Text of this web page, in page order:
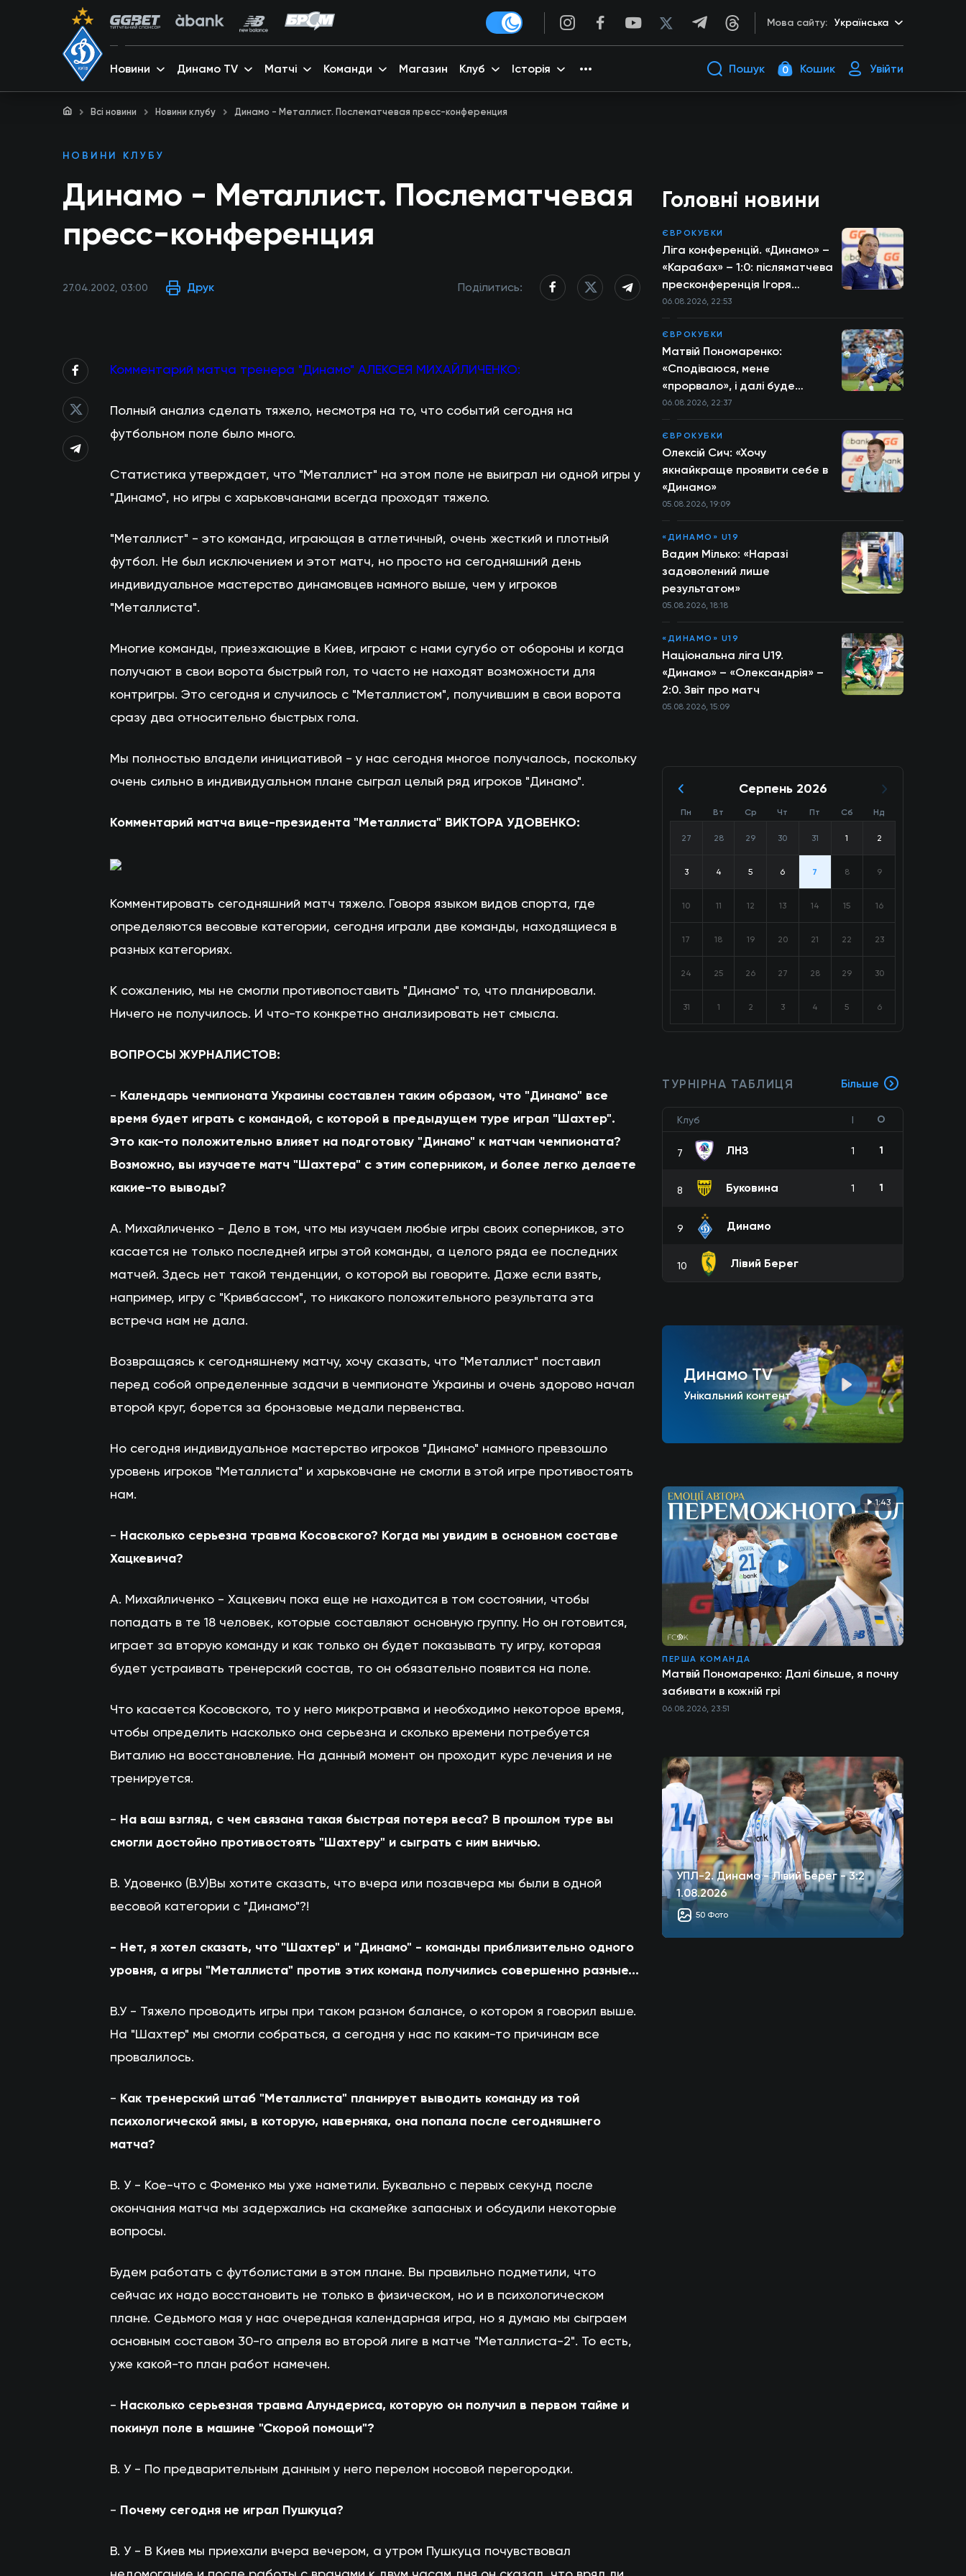
Мова сайту: Українська
Новини Динамо TV Матчі Команди Магазин Клуб Історія Пошук 0 Кошик Увійти
Всі новини Новини клубу Динамо - Металлист. Послематчевая пресс-конференция
НОВИНИ КЛУБУ
Динамо - Металлист. Послематчевая
пресс-конференция
27.04.2002, 03:00 Друк Поділитись:
Комментарий матча тренера "Динамо" АЛЕКСЕЯ МИХАЙЛИЧЕНКО:
Полный анализ сделать тяжело, несмотря на то, что событий сегодня на
футбольном поле было много.
Статистика утверждает, что "Металлист" на этом поле не выиграл ни одной игры у
"Динамо", но игры с харьковчанами всегда проходят тяжело.
"Металлист" - это команда, играющая в атлетичный, очень жесткий и плотный
футбол. Не был исключением и этот матч, но просто на сегодняшний день
индивидуальное мастерство динамовцев намного выше, чем у игроков
"Металлиста".
Многие команды, приезжающие в Киев, играют с нами сугубо от обороны и когда
получают в свои ворота быстрый гол, то часто не находят возможности для
контригры. Это сегодня и случилось с "Металлистом", получившим в свои ворота
сразу два относительно быстрых гола.
Мы полностью владели инициативой - у нас сегодня многое получалось, поскольку
очень сильно в индивидуальном плане сыграл целый ряд игроков "Динамо".
Комментарий матча вице-президента "Металлиста" ВИКТОРА УДОВЕНКО:
Комментировать сегодняшний матч тяжело. Говоря языком видов спорта, где
определяются весовые категории, сегодня играли две команды, находящиеся в
разных категориях.
К сожалению, мы не смогли противопоставить "Динамо" то, что планировали.
Ничего не получилось. И что-то конкретно анализировать нет смысла.
ВОПРОСЫ ЖУРНАЛИСТОВ:
- Календарь чемпионата Украины составлен таким образом, что "Динамо" все
время будет играть с командой, с которой в предыдущем туре играл "Шахтер".
Это как-то положительно влияет на подготовку "Динамо" к матчам чемпионата?
Возможно, вы изучаете матч "Шахтера" с этим соперником, и более легко делаете
какие-то выводы?
А. Михайличенко - Дело в том, что мы изучаем любые игры своих соперников, это
касается не только последней игры этой команды, а целого ряда ее последних
матчей. Здесь нет такой тенденции, о которой вы говорите. Даже если взять,
например, игру с "Кривбассом", то никакого положительного результата эта
встреча нам не дала.
Возвращаясь к сегодняшнему матчу, хочу сказать, что "Металлист" поставил
перед собой определенные задачи в чемпионате Украины и очень здорово начал
второй круг, борется за бронзовые медали первенства.
Но сегодня индивидуальное мастерство игроков "Динамо" намного превзошло
уровень игроков "Металлиста" и харьковчане не смогли в этой игре противостоять
нам.
- Насколько серьезна травма Косовского? Когда мы увидим в основном составе
Хацкевича?
А. Михайличенко - Хацкевич пока еще не находится в том состоянии, чтобы
попадать в те 18 человек, которые составляют основную группу. Но он готовится,
играет за вторую команду и как только он будет показывать ту игру, которая
будет устраивать тренерский состав, то он обязательно появится на поле.
Что касается Косовского, то у него микротравма и необходимо некоторое время,
чтобы определить насколько она серьезна и сколько времени потребуется
Виталию на восстановление. На данный момент он проходит курс лечения и не
тренируется.
- На ваш взгляд, с чем связана такая быстрая потеря веса? В прошлом туре вы
смогли достойно противостоять "Шахтеру" и сыграть с ним вничью.
В. Удовенко (В.У)Вы хотите сказать, что вчера или позавчера мы были в одной
весовой категории с "Динамо"?!
- Нет, я хотел сказать, что "Шахтер" и "Динамо" - команды приблизительно одного
уровня, а игры "Металлиста" против этих команд получились совершенно разные...
В.У - Тяжело проводить игры при таком разном балансе, о котором я говорил выше.
На "Шахтер" мы смогли собраться, а сегодня у нас по каким-то причинам все
провалилось.
- Как тренерский штаб "Металлиста" планирует выводить команду из той
психологической ямы, в которую, наверняка, она попала после сегодняшнего
матча?
В. У - Кое-что с Фоменко мы уже наметили. Буквально с первых секунд после
окончания матча мы задержались на скамейке запасных и обсудили некоторые
вопросы.
Будем работать с футболистами в этом плане. Вы правильно подметили, что
сейчас их надо восстановить не только в физическом, но и в психологическом
плане. Седьмого мая у нас очередная календарная игра, но я думаю мы сыграем
основным составом 30-го апреля во второй лиге в матче "Металлиста-2". То есть,
уже какой-то план работ намечен.
- Насколько серьезная травма Алундериса, которую он получил в первом тайме и
покинул поле в машине "Скорой помощи"?
В. У - По предварительным данным у него перелом носовой перегородки.
- Почему сегодня не играл Пушкуца?
В. У - В Киев мы приехали вчера вечером, а утром Пушкуца почувствовал
Головні новини
ЄВРОКУБКИ
Ліга конференцій. «Динамо» –
«Карабах» – 1:0: післяматчева
пресконференція Ігоря
Костюка
06.08.2026, 22:53
ЄВРОКУБКИ
Матвій Пономаренко:
«Сподіваюся, мене
«прорвало», і далі буде
більше»
06.08.2026, 22:37
ЄВРОКУБКИ
Олексій Сич: «Хочу
якнайкраще проявити себе в
«Динамо»
05.08.2026, 19:09
«ДИНАМО» U19
Вадим Мілько: «Наразі
задоволений лише
результатом»
05.08.2026, 18:18
«ДИНАМО» U19
Національна ліга U19.
«Динамо» – «Олександрія» –
2:0. Звіт про матч
05.08.2026, 15:09
Серпень 2026
Пн Вт Ср Чт Пт Сб Нд
27 28 29 30 31 1 2
3 4 5 6 7 8 9
10 11 12 13 14 15 16
17 18 19 20 21 22 23
24 25 26 27 28 29 30
31 1 2 3 4 5 6
ТУРНІРНА ТАБЛИЦЯ Більше
Клуб І О
7 ЛНЗ 1 1
8 Буковина 1 1
9 Динамо
10 Лівий Берег
Динамо TV
Унікальний контент
1:43
ПЕРША КОМАНДА
Матвій Пономаренко: Далі більше, я почну
забивати в кожній грі
06.08.2026, 23:51
УПЛ-2. Динамо - Лівий Берег - 3:2
1.08.2026
50 Фото